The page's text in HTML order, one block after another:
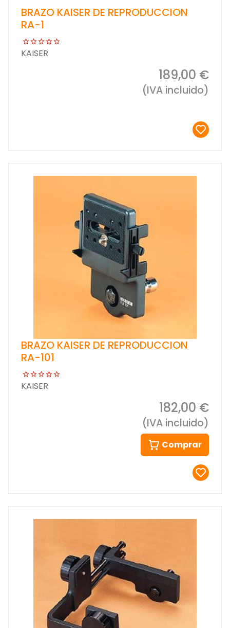
BRAZO KAISER DE REPRODUCCION
RA-1
KAISER
189,00 €
(IVA incluido)
BRAZO KAISER DE REPRODUCCION
RA-101
KAISER
182,00 €
(IVA incluido)
Comprar